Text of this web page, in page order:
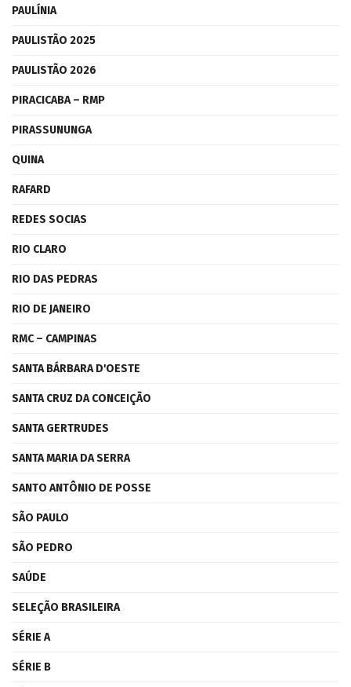
PAULÍNIA
PAULISTÃO 2025
PAULISTÃO 2026
PIRACICABA – RMP
PIRASSUNUNGA
QUINA
RAFARD
REDES SOCIAS
RIO CLARO
RIO DAS PEDRAS
RIO DE JANEIRO
RMC – CAMPINAS
SANTA BÁRBARA D'OESTE
SANTA CRUZ DA CONCEIÇÃO
SANTA GERTRUDES
SANTA MARIA DA SERRA
SANTO ANTÔNIO DE POSSE
SÃO PAULO
SÃO PEDRO
SAÚDE
SELEÇÃO BRASILEIRA
SÉRIE A
SÉRIE B